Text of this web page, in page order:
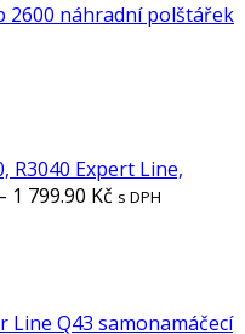
2600 náhradní polštářek
R3040 Expert Line,
1 799.90 Kč s DPH
Line Q43 samonamáčecí